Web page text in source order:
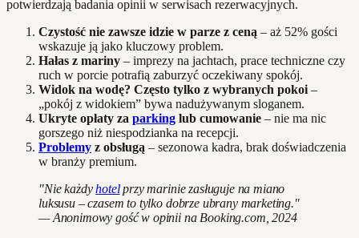
potwierdzają badania opinii w serwisach rezerwacyjnych.
Czystość nie zawsze idzie w parze z ceną – aż 52% gości
wskazuje ją jako kluczowy problem.
Hałas z mariny – imprezy na jachtach, prace techniczne czy
ruch w porcie potrafią zaburzyć oczekiwany spokój.
Widok na wodę? Często tylko z wybranych pokoi –
„pokój z widokiem” bywa nadużywanym sloganem.
Ukryte opłaty za parking lub cumowanie – nie ma nic
gorszego niż niespodzianka na recepcji.
Problemy z obsługą – sezonowa kadra, brak doświadczenia
w branży premium.
"Nie każdyhotelprzy marinie zasługuje na miano
luksusu – czasem to tylko dobrze ubrany marketing."
— Anonimowy gość w opinii na Booking.com, 2024